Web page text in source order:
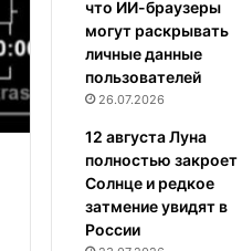
что ИИ-браузеры
могут раскрывать
личные данные
пользователей
26.07.2026
12 августа Луна
полностью закроет
Солнце и редкое
затмение увидят в
России